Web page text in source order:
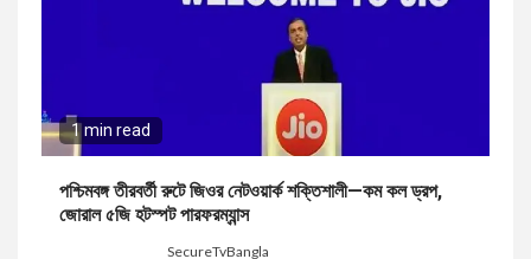
1 min read
পশ্চিমবঙ্গ তীরবর্তী রুটে জিওর নেটওয়ার্ক শক্তিশালী—কম কল ড্রপ,
জোরাল ৫জি হটস্পট পারফরম্যান্স
SecureTvBangla